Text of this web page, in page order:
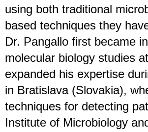
using both traditional
based techniques they
Dr. Pangallo first became
molecular biology studies
expanded his expertise
in Bratislava (Slovakia),
techniques for detecting
Institute of Microbiology